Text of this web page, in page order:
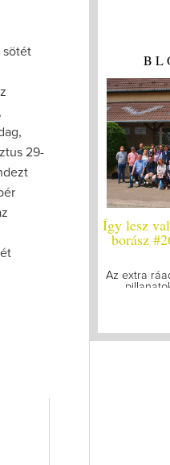
sötét
29-
év alatt végzett
a legutolsó
Így lesz
Megírtuk a
lázasan